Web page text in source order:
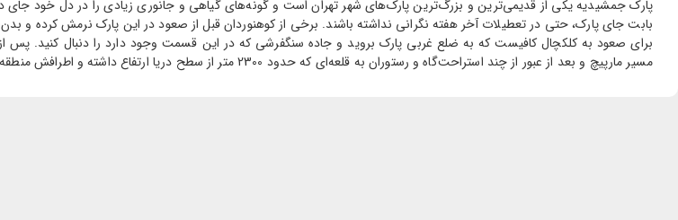
پارک جمشیدیه یکی از قدیمی‌ترین و بزرگ‌ترین پارک‌های شهر تهران است و گونه‌های گیاهی و جانوری زیادی را در دل خود
بابت جای پارک، حتی در تعطیلات آخر هفته نگرانی نداشته باشند. برخی از کوهنوردان قبل از صعود در این پارک نرمش کرده و
مسیر مارپیچ و بعد از عبور از چند استراحت‌گاه و رستوران به قلعه‌ای که حدود 2300 متر از سطح دریا ارتفاع داشته و اطرافش منطقه وسیعی وجود دارد می‌رساند. این قله همان قله معروف کلکچال است.